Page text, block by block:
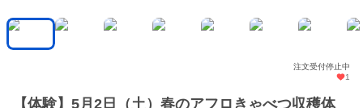
注文受付停止中
1
【体験】5月2日（土）春のアフロきゃべつ収穫体